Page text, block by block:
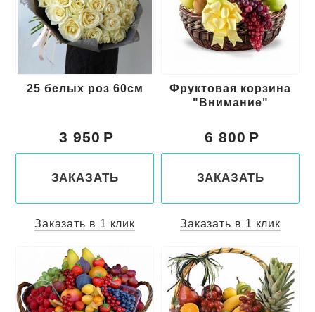
25 белых роз 60см
3 950
ЗАКАЗАТЬ
Заказать в 1 клик
Фруктовая корзина
"Внимание"
6 800
ЗАКАЗАТЬ
Заказать в 1 клик